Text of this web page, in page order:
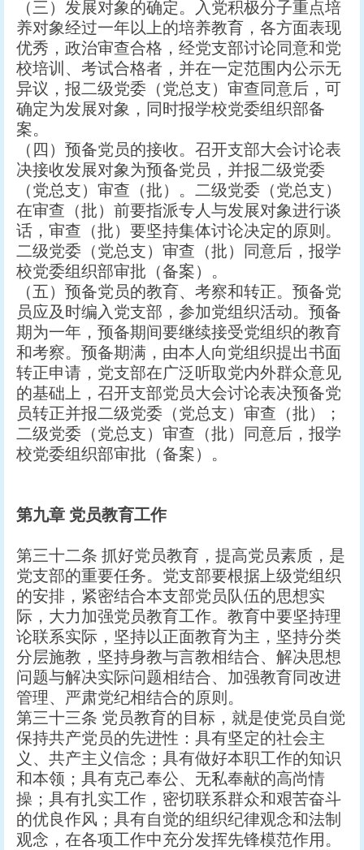
（三）发展对象的确定。入党积极分子重点培
养对象经过一年以上的培养教育，各方面表现
优秀，政治审查合格，经党支部讨论同意和党
校培训、考试合格者，并在一定范围内公示无
异议，报二级党委（党总支）审查同意后，可
确定为发展对象，同时报学校党委组织部备
案。
（四）预备党员的接收。召开支部大会讨论表
决接收发展对象为预备党员，并报二级党委
（党总支）审查（批）。二级党委（党总支）
在审查（批）前要指派专人与发展对象进行谈
话，审查（批）要坚持集体讨论决定的原则。
二级党委（党总支）审查（批）同意后，报学
校党委组织部审批（备案）。
（五）预备党员的教育、考察和转正。预备党
员应及时编入党支部，参加党组织活动。预备
期为一年，预备期间要继续接受党组织的教育
和考察。预备期满，由本人向党组织提出书面
转正申请，党支部在广泛听取党内外群众意见
的基础上，召开支部党员大会讨论表决预备党
员转正并报二级党委（党总支）审查（批）；
二级党委（党总支）审查（批）同意后，报学
校党委组织部审批（备案）。
第九章 党员教育工作
第三十二条 抓好党员教育，提高党员素质，是
党支部的重要任务。党支部要根据上级党组织
的安排，紧密结合本支部党员队伍的思想实
际，大力加强党员教育工作。教育中要坚持理
论联系实际，坚持以正面教育为主，坚持分类
分层施教，坚持身教与言教相结合、解决思想
问题与解决实际问题相结合、加强教育同改进
管理、严肃党纪相结合的原则。
第三十三条 党员教育的目标，就是使党员自觉
保持共产党员的先进性：具有坚定的社会主
义、共产主义信念；具有做好本职工作的知识
和本领；具有克己奉公、无私奉献的高尚情
操；具有扎实工作，密切联系群众和艰苦奋斗
的优良作风；具有自觉的组织纪律观念和法制
观念，在各项工作中充分发挥先锋模范作用。